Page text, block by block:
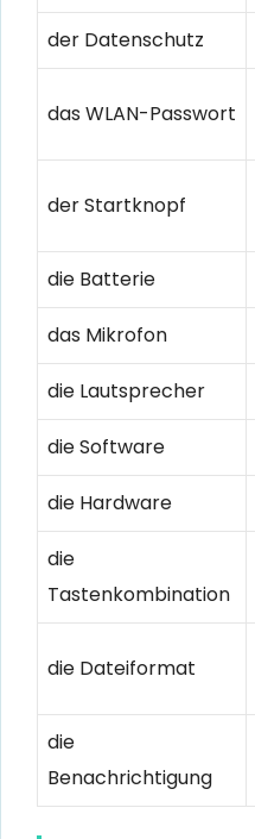
der Datenschutz
das WLAN-Passwort
der Startknopf
die Batterie
das Mikrofon
die Lautsprecher
die Software
die Hardware
die
Tastenkombination
die Dateiformat
die
Benachrichtigung